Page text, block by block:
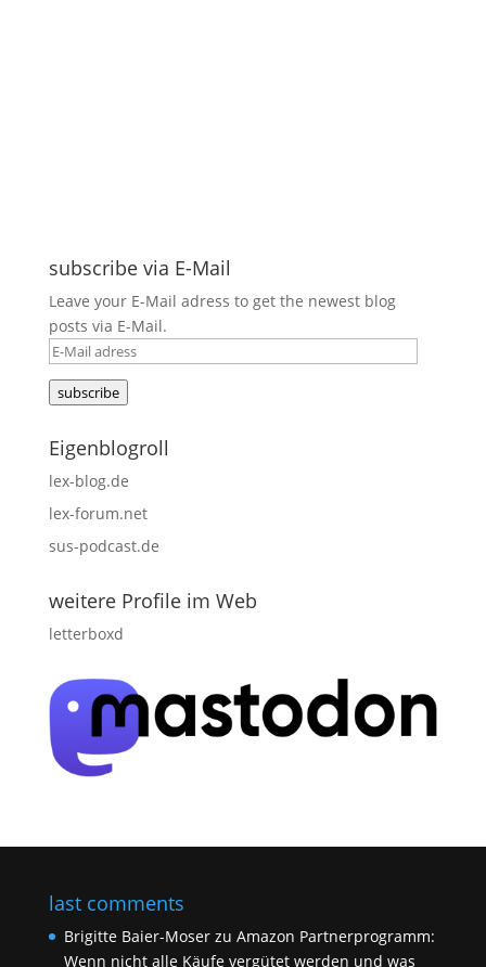
subscribe via E-Mail
Leave your E-Mail adress to get the newest blog
posts via E-Mail.
E-
Mail
adress
subscribe
Eigenblogroll
lex-blog.de
lex-forum.net
sus-podcast.de
weitere Profile im Web
letterboxd
last comments
Brigitte Baier-Moserzu Amazon Partnerprogramm:
Wenn nicht alle Käufe vergütet werden und was